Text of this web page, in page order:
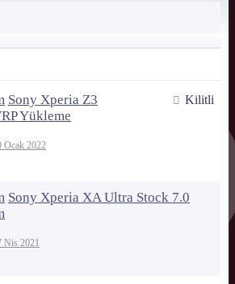
Kilitli
Sony Xperia Z3
Yükleme
Ocak 2022
Sony Xperia XA Ultra Stock 7.0
Nis 2021